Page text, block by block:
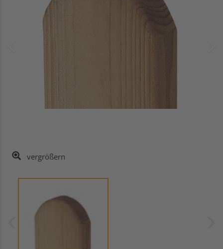
vergrößern